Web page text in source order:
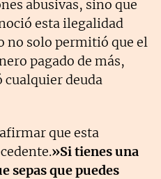
abusivas, sino que
esta ilegalidad
no solo permitió que el
pagado de más,
cualquier deuda
que esta
»Si tienes una
sepas que puedes